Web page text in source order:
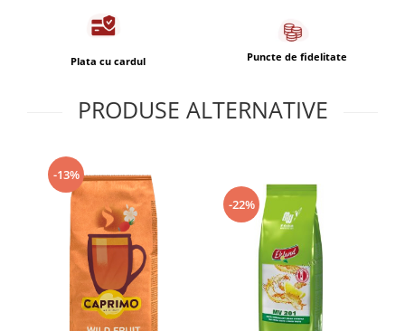
Plata cu cardul Puncte de fidelitate
PRODUSE ALTERNATIVE
-13%
-22%